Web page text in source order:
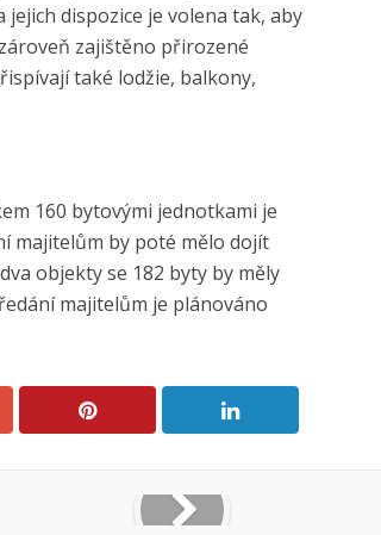
dispozice je volena tak, aby
zajištěno přirozené
také lodžie, balkony,
160 bytovými jednotkami je
majitelům by poté mělo dojít
objekty se 182 byty by měly
majitelům je plánováno